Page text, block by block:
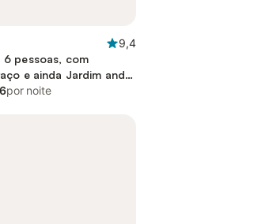
9,4
6 pessoas, com
e ainda Jardim and
por noite